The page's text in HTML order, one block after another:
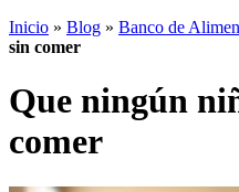
Inicio » Blog » Banco de
sin comer
Que ningún
comer